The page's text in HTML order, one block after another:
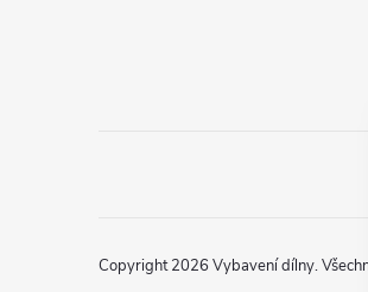
Copyright 2026 Vybavení dílny.